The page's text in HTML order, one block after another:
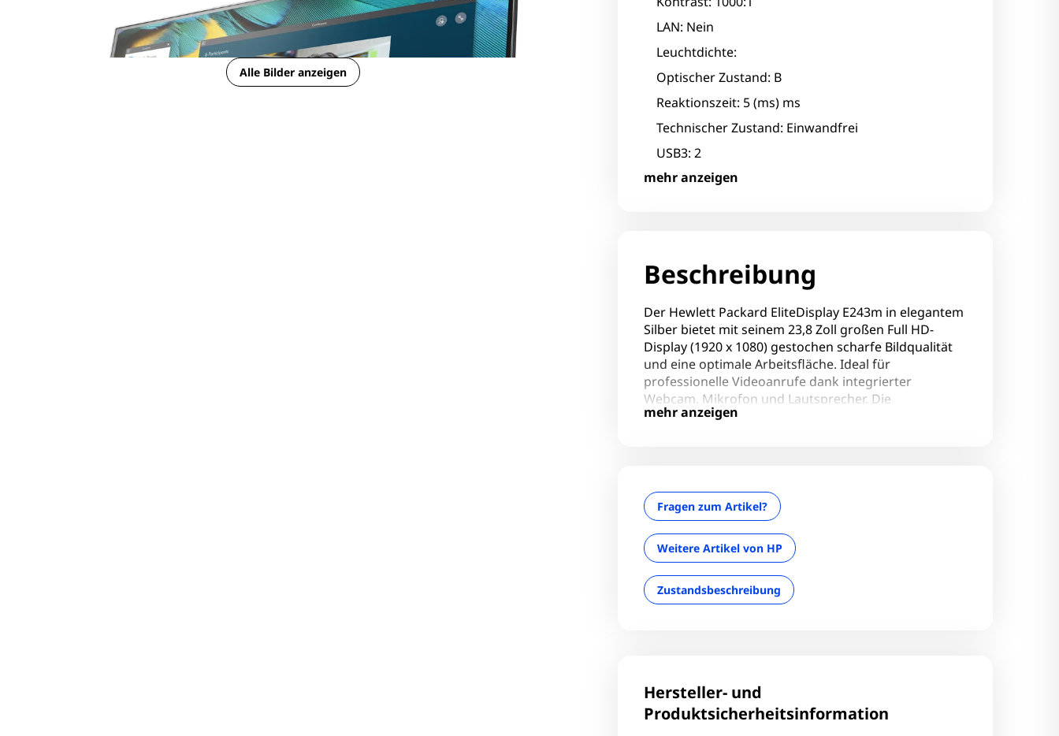
Alle Bilder anzeigen
LAN: Nein
Leuchtdichte:
Optischer Zustand: B
Reaktionszeit: 5 (ms) ms
Technischer Zustand: Einwandfrei
USB3: 2
mehr anzeigen
VGA: 1
Beschreibung
Der Hewlett Packard EliteDisplay E243m in elegantem
Silber bietet mit seinem 23,8 Zoll großen Full HD-
Display (1920 x 1080) gestochen scharfe Bildqualität
und eine optimale Arbeitsfläche. Ideal für
professionelle Videoanrufe dank integrierter
Webcam, Mikrofon und Lautsprecher. Die
ergonomischen Einstellmöglichkeiten wie
mehr anzeigen
Fragen zum Artikel?
Weitere Artikel von HP
Zustandsbeschreibung
Hersteller- und
Produktsicherheitsinformation